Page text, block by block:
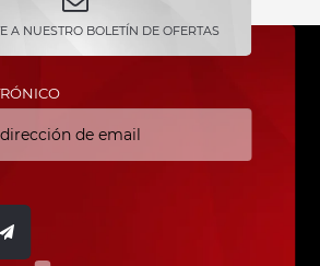
A NUESTRO BOLETÍN DE OFERTAS